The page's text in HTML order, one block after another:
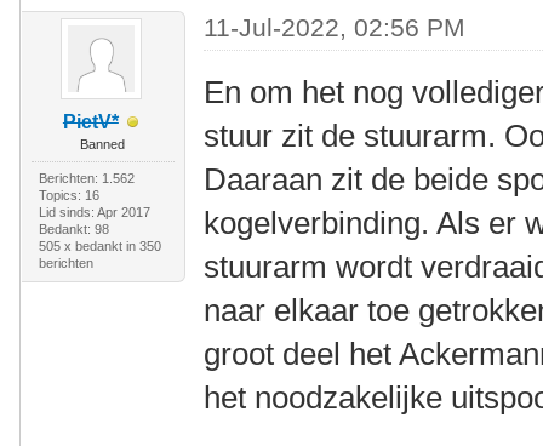
PietV*
Banned
Berichten: 1.562
Topics: 16
Lid sinds: Apr 2017
Bedankt: 98
505 x bedankt in 350
berichten
11-Jul-2022, 02:56 PM
En om het nog
stuur zit de stuurarm.
Daaraan zit de beide
kogelverbinding. Als er
stuurarm wordt
naar elkaar toe
groot deel het
het noodzakelijke